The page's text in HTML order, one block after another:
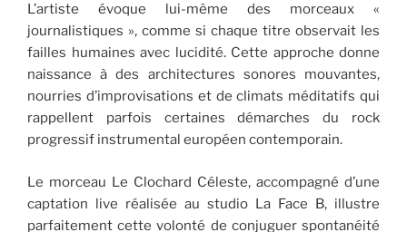
L’artiste évoque lui-même des morceaux «
journalistiques », comme si chaque titre observait les
failles humaines avec lucidité. Cette approche donne
naissance à des architectures sonores mouvantes,
nourries d’improvisations et de climats méditatifs qui
rappellent parfois certaines démarches du rock
progressif instrumental européen contemporain.
Le morceau Le Clochard Céleste, accompagné d’une
captation live réalisée au studio La Face B, illustre
parfaitement cette volonté de conjuguer spontanéité